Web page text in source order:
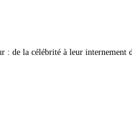
: de la célébrité à leur internement